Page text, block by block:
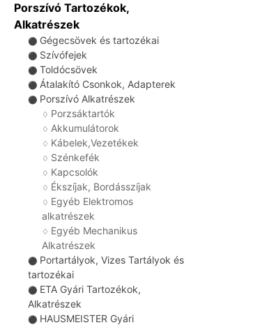
Porszívó Tartozékok,
Alkatrészek
⚫ Gégecsövek és tartozékai
⚫ Szívófejek
⚫ Toldócsövek
⚫ Átalakító Csonkok, Adapterek
⚫ Porszívó Alkatrészek
♢ Porzsáktartók
♢ Akkumulátorok
♢ Kábelek,Vezetékek
♢ Szénkefék
♢ Kapcsolók
♢ Ékszíjak, Bordásszíjak
♢ Egyéb Elektromos
alkatrészek
♢ Egyéb Mechanikus
Alkatrészek
⚫ Portartályok, Vizes Tartályok és
tartozékai
⚫ ETA Gyári Tartozékok,
Alkatrészek
⚫ HAUSMEISTER Gyári